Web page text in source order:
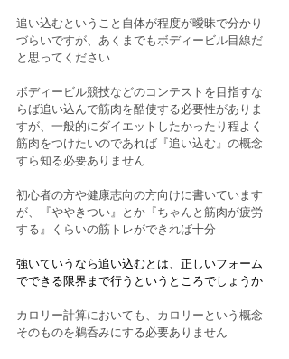
追い込むということ自体が程度が曖昧で分かり
づらいですが、あくまでもボディービル目線だ
と思ってください
ボディービル競技などのコンテストを目指すな
らば追い込んで筋肉を酷使する必要性がありま
すが、一般的にダイエットしたかったり程よく
筋肉をつけたいのであれば『追い込む』の概念
すら知る必要ありません
初心者の方や健康志向の方向けに書いています
が、『ややきつい』とか『ちゃんと筋肉が疲労
する』くらいの筋トレができれば十分
強いていうなら追い込むとは、正しいフォーム
でできる限界まで行うというところでしょうか
カロリー計算においても、カロリーという概念
そのものを鵜呑みにする必要ありません